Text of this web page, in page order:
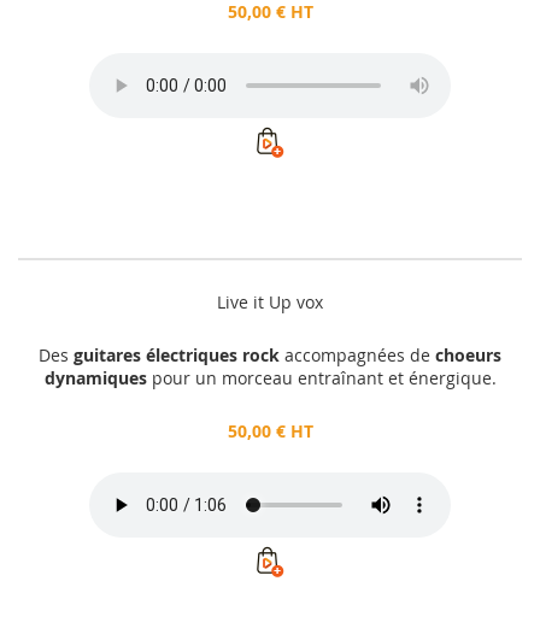
50,00 € HT
Live it Up vox
Des guitares électriques rock accompagnées de choeurs
dynamiquespour un morceau entraînant et énergique.
50,00 € HT